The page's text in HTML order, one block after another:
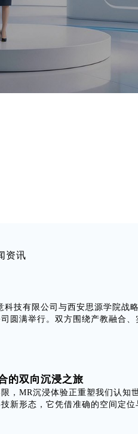
资讯
科技有限公司与西安思源学院战
圆满举行。双方围绕产教融合
的双向沉浸之旅
，MR沉浸体验正重塑我们认知
新形态，它凭借准确的空间定位